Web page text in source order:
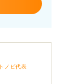
ノビ代表